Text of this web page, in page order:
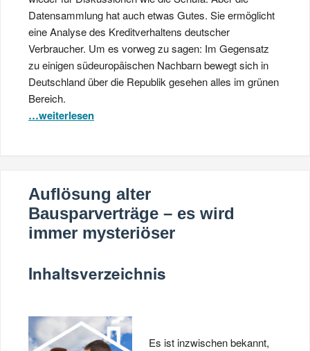
Datensammlung hat auch etwas Gutes. Sie ermöglicht
eine Analyse des Kreditverhaltens deutscher
Verbraucher. Um es vorweg zu sagen: Im Gegensatz
zu einigen südeuropäischen Nachbarn bewegt sich in
Deutschland über die Republik gesehen alles im grünen
Bereich.
…weiterlesen
Auflösung alter
Bausparverträge – es wird
immer mysteriöser
Inhaltsverzeichnis
Es ist inzwischen bekannt,